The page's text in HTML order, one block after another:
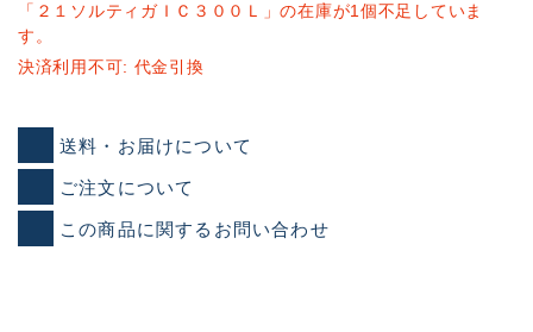
「２１ソルティガＩＣ３００Ｌ」の在庫が1個不足していま
す。
決済利用不可: 代金引換
送料・お届けについて
ご注文について
この商品に関するお問い合わせ